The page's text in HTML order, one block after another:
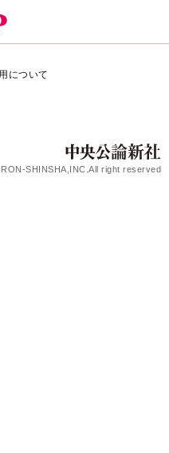
について
SHINSHA,INC.All right reserved